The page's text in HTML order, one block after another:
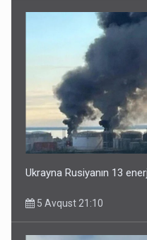
Ukrayna Rusiyanın 13
5 Avqust 21:10